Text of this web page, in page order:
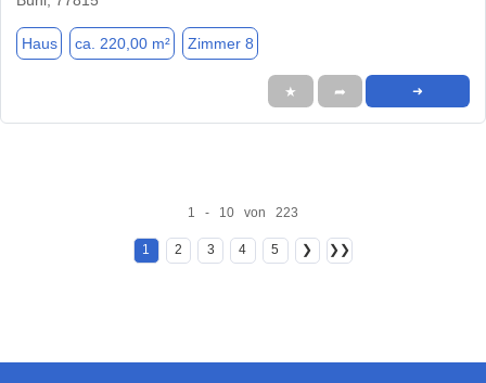
Haus ca. 220,00 m² Zimmer 8
★ ➦ ➜
1 - 10 von 223
1 2 3 4 5 ❯ ❯❯